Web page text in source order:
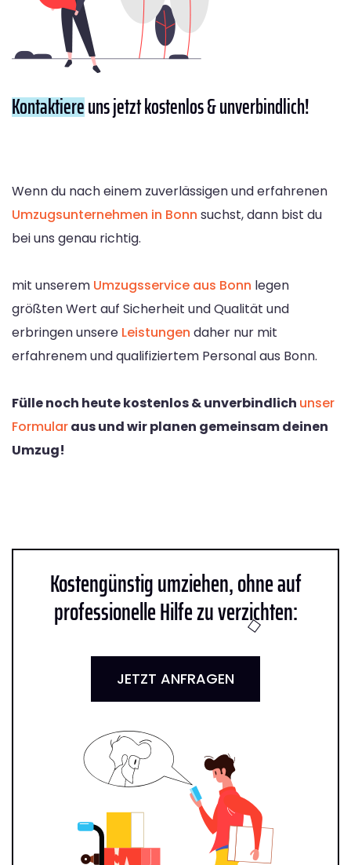
Kontaktiereuns jetzt kostenlos & unverbindlich!
Wenn du nach einem zuverlässigen und erfahrenen
Umzugsunternehmen in Bonn suchst, dann bist du
bei uns genau richtig.
mit unserem Umzugsservice aus Bonn legen
größten Wert auf Sicherheit und Qualität und
erbringen unsere Leistungen daher nur mit
erfahrenem und qualifiziertem Personal aus Bonn.
Fülle noch heute kostenlos & unverbindlich unser
Formularaus und wir planen gemeinsam deinen
Umzug!
Kostengünstig umziehen, ohne auf
professionelle Hilfe zu verzichten:
JETZT ANFRAGEN